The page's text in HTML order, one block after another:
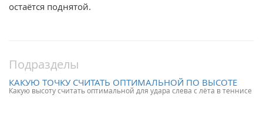
остаётся поднятой.
Подразделы
КАКУЮ ТОЧКУ СЧИТАТЬ ОПТИМАЛЬНОЙ ПО ВЫСОТЕ
Какую высоту считать оптимальной для удара слева с лёта в теннисе